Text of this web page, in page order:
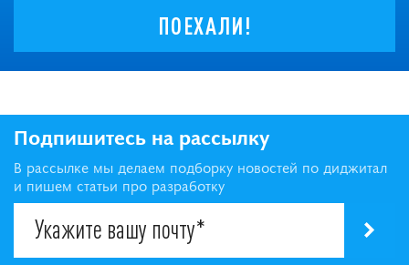
ПОЕХАЛИ!
Подпишитесь на рассылку
В рассылке мы делаем подборку новостей по диджитал
и пишем статьи про разработку